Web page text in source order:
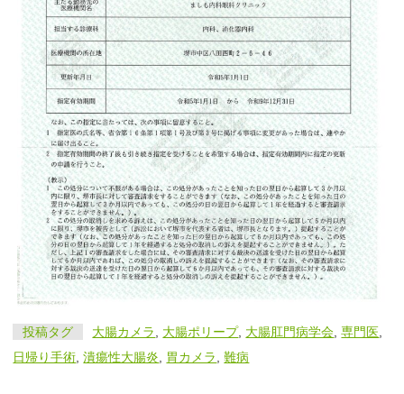
投稿タグ 大腸カメラ 大腸ポリープ, 大腸肛門病学会 ,専門医
日帰り手術 ,潰瘍性大腸炎 胃カメラ ,難病